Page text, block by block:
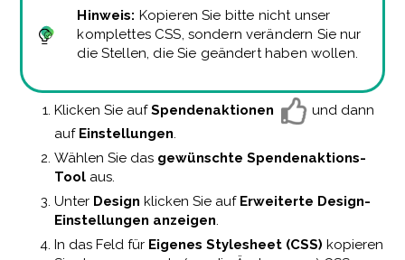
Hinweis: Kopieren Sie bitte nicht unser
komplettes CSS, sondern verändern Sie nur
die Stellen, die Sie geändert haben wollen.
Klicken Sie aufSpendenaktionen
und dann
auf Einstellungen.
Wählen Sie das gewünschte Spendenaktions-
Tool aus.
Unter Design klicken Sie auf Erweiterte Design-
Einstellungen anzeigen.
In das Feld für Eigenes Stylesheet (CSS) kopieren